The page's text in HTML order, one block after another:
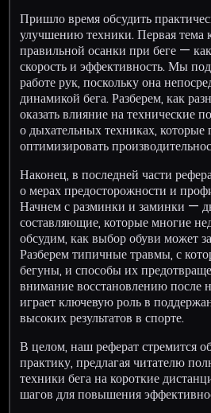
Пришло время обсудить
улучшению техники. Первая тема
правильной осанки при беге —
скорость и эффективность. Мы
работе рук, поскольку она
динамикой бега. Разберем, как
оказать влияние на технические
о дыхательных техниках,
оптимизировать
Наконец, в последней части
о мерах предосторожности и
Начнем с разминки и заминки —
составляющие, которые многие
обсудим, как выбор обуви может
Разберем типичные травмы, с
бегуны, и способы их
внимание восстановлению после
играет ключевую роль в
высоких результатов в спорте.
В целом, наш реферат стремится
практику, предлагая читателю
техники бега на короткие
шагов для повышения